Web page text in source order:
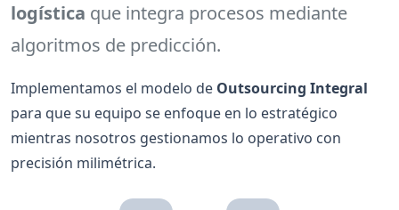
logística que integra procesos mediante
algoritmos de predicción.
Implementamos el modelo de Outsourcing Integral
para que su equipo se enfoque en lo estratégico
mientras nosotros gestionamos lo operativo con
precisión milimétrica.